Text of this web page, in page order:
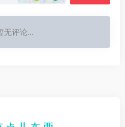
无评论...